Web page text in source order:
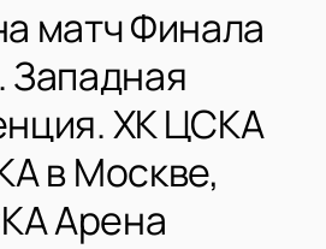
матч Финала
Западная
ХК ЦСКА
в Москве,
Арена